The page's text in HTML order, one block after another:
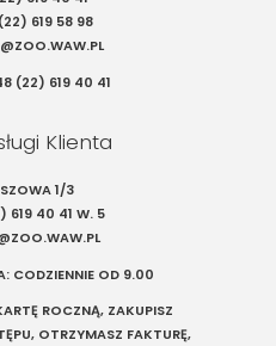
619 58 98
(22) 619 40 41
Klienta
1/3
619 40 41 W. 5
CODZIENNIE OD 9.00
ROCZNĄ, ZAKUPISZ
OTRZYMASZ FAKTURĘ,